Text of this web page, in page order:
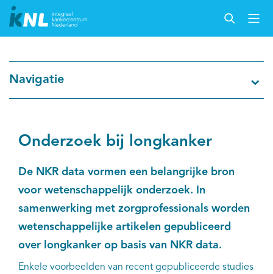
Cijfers over kanker
Thema's
Over IKNL
Kanker & leven
Palliatieve zorg
Navigatie
Onderzoek bij longkanker
De NKR data vormen een belangrijke bron
voor wetenschappelijk onderzoek. In
samenwerking met zorgprofessionals worden
wetenschappelijke artikelen gepubliceerd
over longkanker op basis van NKR data.
Enkele voorbeelden van recent gepubliceerde studies